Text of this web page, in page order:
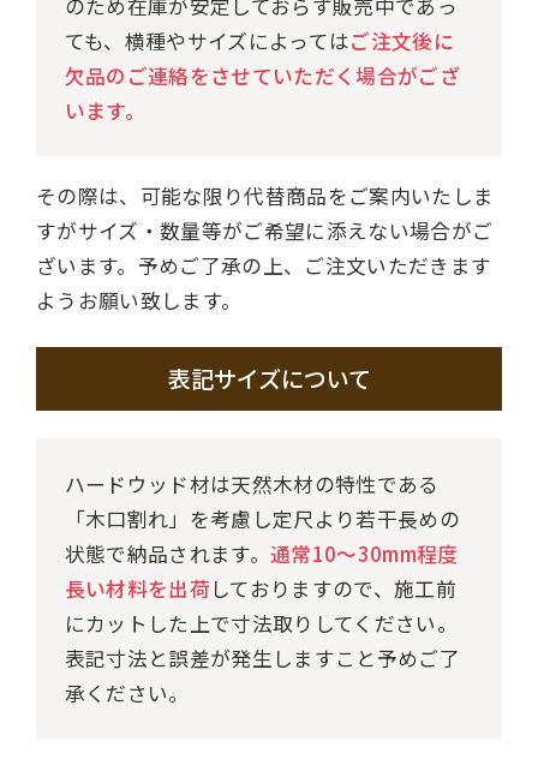
のため在庫が安定しておらず販売中であっ
ても、横種やサイズによってはご注文後に
欠品のご連絡をさせていただく場合がござ
います。
その際は、可能な限り代替商品をご案内いたしま
すがサイズ・数量等がご希望に添えない場合がご
ざいます。予めご了承の上、ご注文いただきます
ようお願い致します。
表記サイズについて
ハードウッド材は天然木材の特性である
「木口割れ」を考慮し定尺より若干長めの
状態で納品されます。通常10～30mm程度
長い材料を出荷 しておりますので、施工前
にカットした上で寸法取りしてください。
表記寸法と誤差が発生しますこと予めご了
承ください。